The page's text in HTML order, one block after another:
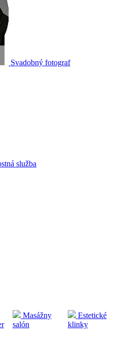
Svadobný fotograf
služba
Masážny
salón
Estetické
klinky